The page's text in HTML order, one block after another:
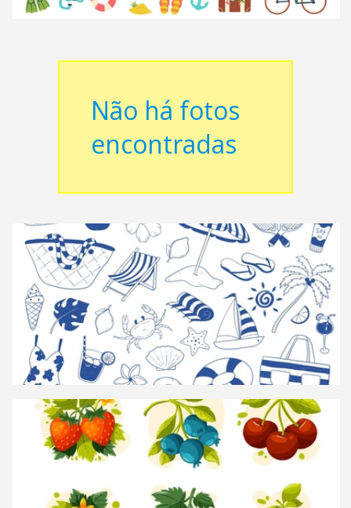
Não há fotos
encontradas